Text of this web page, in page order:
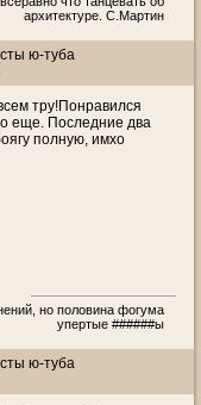
архитектуре. С.Мартин
ю-туба
тру!Понравился
еще. Последние два
полную, имхо
но половина фогума
упертые ######ы
ю-туба